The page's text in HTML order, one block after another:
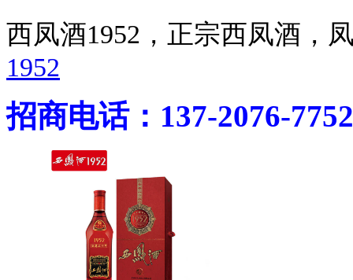
西凤酒1952，正宗西凤酒
1952
招商电话：137-2076-7752